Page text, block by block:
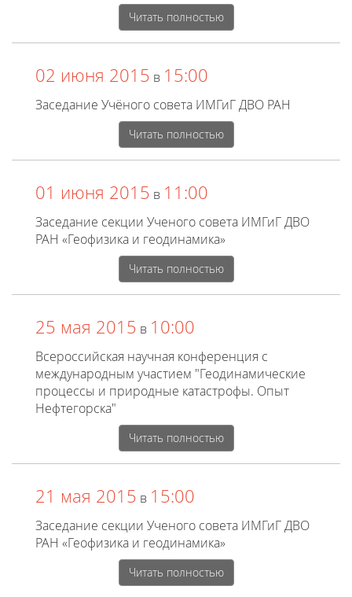
Читать полностью
02 июня 2015 в 15:00
Заседание Учёного совета ИМГиГ ДВО РАН
Читать полностью
01 июня 2015 в 11:00
Заседание секции Ученого совета ИМГиГ ДВО
РАН «Геофизика и геодинамика»
Читать полностью
25 мая 2015 в 10:00
Всероссийская научная конференция с
международным участием "Геодинамические
процессы и природные катастрофы. Опыт
Нефтегорска"
Читать полностью
21 мая 2015 в 15:00
Заседание секции Ученого совета ИМГиГ ДВО
РАН «Геофизика и геодинамика»
Читать полностью